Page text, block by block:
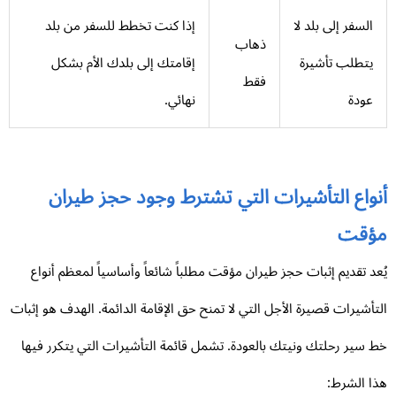
السفر إلى بلد لا
يتطلب تأشيرة
عودة
ذهاب
فقط
إذا كنت تخطط للسفر من بلد
إقامتك إلى بلدك الأم بشكل
نهائي.
التأشيرات التي تشترط وجود حجز طيران
تقديم إثبات حجز طيران مؤقت مطلباً شائعاً وأساسياً لمعظم أنواع
قصيرة الأجل التي لا تمنح حق الإقامة الدائمة. الهدف هو إثبات
سير رحلتك ونيتك بالعودة. تشمل قائمة التأشيرات التي يتكرر فيها
الشرط: